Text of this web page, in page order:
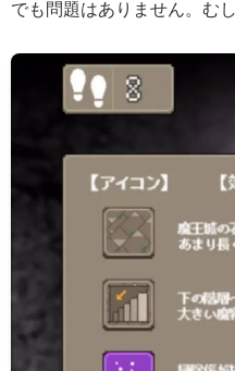
でも問題はありません。む